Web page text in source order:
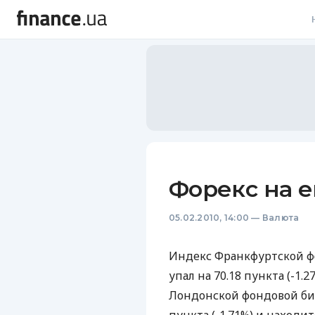
Форекс на
05.02.2010, 14:00 — Валюта
Индекс Франкфуртской
упал на 70.18 пункта (-
Лондонской фондовой